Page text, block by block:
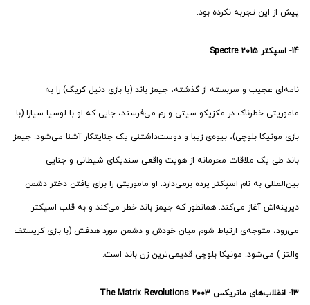
پیش از این تجربه نکرده بود.
14- اسپکتر Spectre 2015
نامه‌ای عجیب و سربسته از گذشته، جیمز باند (با بازی دنیل کریگ) را به
ماموریتی خطرناک در مکزیکو سیتی و رم می‌فرستد، جایی که او با لوسیا سیارا (با
بازی مونیکا بلوچی)، بیوه‌ی زیبا و دوست‌داشتنی یک جنایتکار آشنا می‌شود. جیمز
باند طی یک ملاقات محرمانه از هویت واقعی سندیکای شیطانی و جنایی
بین‌المللی به نام اسپکتر پرده برمی‌دارد. او ماموریتی را برای یافتن دختر دشمن
دیرینه‌اش آغاز می‌کند. همانطور که جیمز باند خطر می‌کند و به قلب اسپکتر
می‌رود، متوجه‌ی ارتباط شوم میان خودش و دشمن مورد هدفش (با بازی کریستف
والتز ) می‌شود. مونیکا بلوچی قدیمی‌ترین زن باند است.
13- انقلاب‌های ماتریکس The Matrix Revolutions 2003